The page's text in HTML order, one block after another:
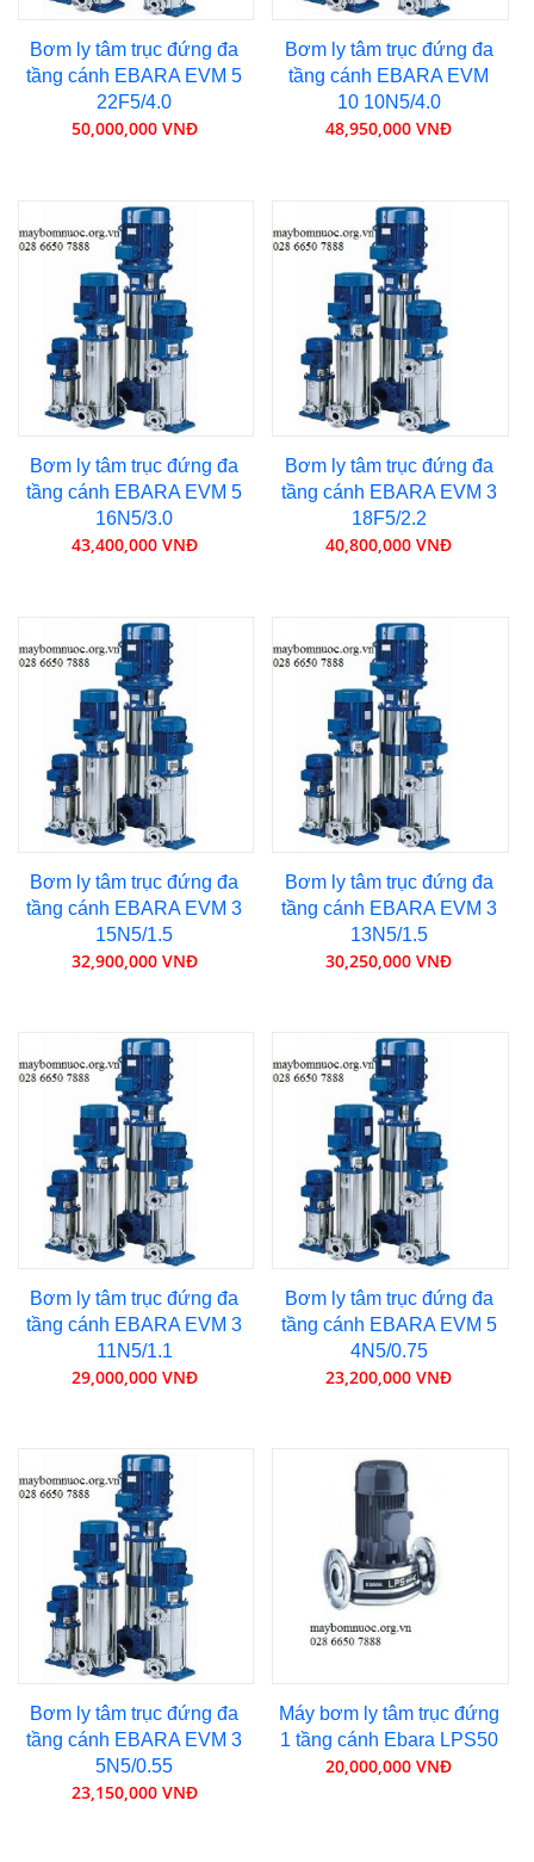
Bơm ly tâm trục đứng đa
tầng cánh EBARA EVM 5
22F5/4.0
50,000,000 VNĐ
Bơm ly tâm trục đứng đa
tầng cánh EBARA EVM
10 10N5/4.0
48,950,000 VNĐ
Bơm ly tâm trục đứng đa
tầng cánh EBARA EVM 5
16N5/3.0
43,400,000 VNĐ
Bơm ly tâm trục đứng đa
tầng cánh EBARA EVM 3
18F5/2.2
40,800,000 VNĐ
Bơm ly tâm trục đứng đa
tầng cánh EBARA EVM 3
15N5/1.5
32,900,000 VNĐ
Bơm ly tâm trục đứng đa
tầng cánh EBARA EVM 3
13N5/1.5
30,250,000 VNĐ
Bơm ly tâm trục đứng đa
tầng cánh EBARA EVM 3
11N5/1.1
29,000,000 VNĐ
Bơm ly tâm trục đứng đa
tầng cánh EBARA EVM 5
4N5/0.75
23,200,000 VNĐ
Bơm ly tâm trục đứng đa
tầng cánh EBARA EVM 3
5N5/0.55
23,150,000 VNĐ
Máy bơm ly tâm trục đứng
1 tầng cánh Ebara LPS50
20,000,000 VNĐ